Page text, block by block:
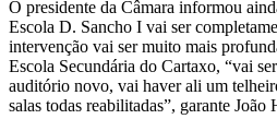
O presidente da Câmara informou
Escola D. Sancho I vai ser
intervenção vai ser muito mais
Escola Secundária do Cartaxo, “vai
auditório novo, vai haver ali um
salas todas reabilitadas”, garante João